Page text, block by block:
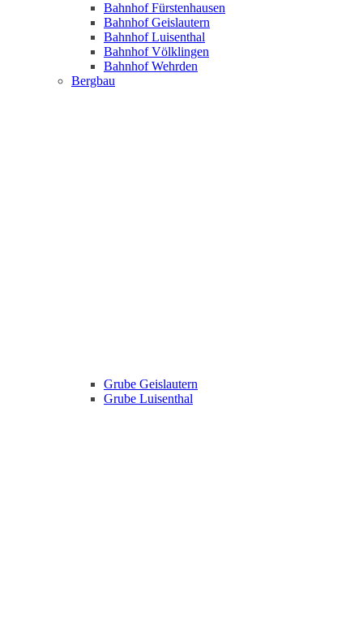
Bahnhof Fürstenhausen
Bahnhof Geislautern
Bahnhof Luisenthal
Bahnhof Völklingen
Bahnhof Wehrden
Bergbau
Grube Geislautern
Grube Luisenthal